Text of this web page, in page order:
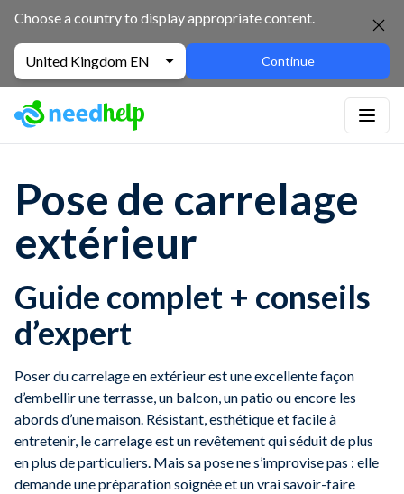
Choose a country to display appropriate content.
United Kingdom EN Continue
Pose de carrelage
extérieur
Guide complet + conseils
d’expert
Poser du carrelage en extérieur est une excellente façon
d’embellir une terrasse, un balcon, un patio ou encore les
abords d’une maison. Résistant, esthétique et facile à
entretenir, le carrelage est un revêtement qui séduit de plus
en plus de particuliers. Mais sa pose ne s’improvise pas : elle
demande une préparation soignée et un vrai savoir-faire